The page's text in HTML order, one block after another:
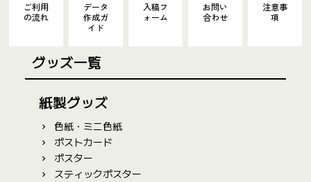
ご利用
の流れ
データ
作成ガ
イド
入稿フ
ォーム
お問い
合わせ
注意事
項
グッズ一覧
紙製グッズ
色紙・ミニ色紙
ポストカード
ポスター
スティックポスター